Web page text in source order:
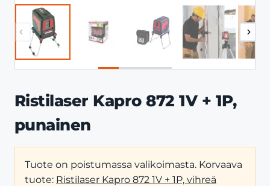
Ristilaser Kapro 872 1V + 1P,
punainen
Tuote on poistumassa valikoimasta. Korvaava
tuote: Ristilaser Kapro 872 1V + 1P, vihreä